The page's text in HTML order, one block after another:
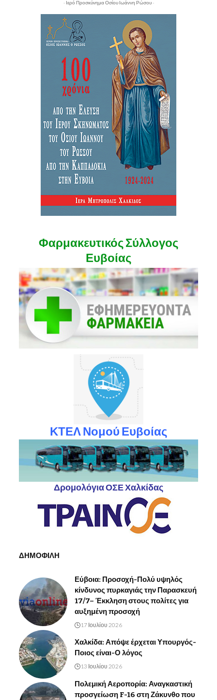
- Ιερό Προσκύνημα Οσίου Ιωάννη Ρώσου -
Φαρμακευτικός Σύλλογος
Ευβοίας
ΚΤΕΛ Νομού Ευβοίας
Δρομολόγια ΟΣΕ Χαλκίδας
ΔΗΜΟΦΙΛΗ
Εύβοια: Προσοχή-Πολύ υψηλός
κίνδυνος πυρκαγιάς την Παρασκευή
17/7– Έκκληση στους πολίτες για
αυξημένη προσοχή
17 Ιουλίου 2026
Χαλκίδα: Απόψε έρχεται Υπουργός-
Ποιος είναι-Ο λόγος
13 Ιουλίου 2026
Πολεμική Αεροπορία: Αναγκαστική
προσγείωση F-16 στη Ζάκυνθο που